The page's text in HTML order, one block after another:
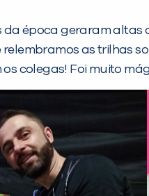
época geraram altas
as trilhas
colegas! Foi muito